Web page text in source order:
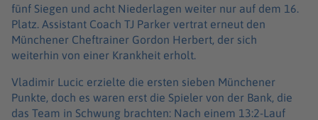
fünf Siegen und acht Niederlagen weiter nur auf dem 16.
Platz. Assistant Coach TJ Parker vertrat erneut den
Münchener Cheftrainer Gordon Herbert, der sich
weiterhin von einer Krankheit erholt.
Vladimir Lucic erzielte die ersten sieben Münchener
Punkte, doch es waren erst die Spieler von der Bank, die
das Team in Schwung brachten: Nach einem 13:2-Lauf